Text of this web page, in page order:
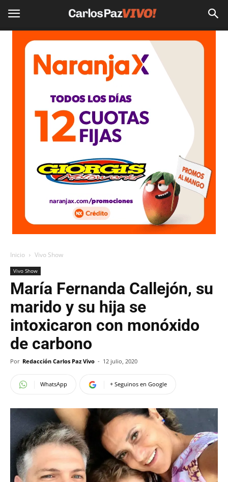
Inicio Vivo Show
Vivo Show
María Fernanda Callejón, su
marido y su hija se
intoxicaron con monóxido
de carbono
Por Redacción Carlos Paz Vivo - 12 julio, 2020
WhatsApp + Seguinos en Google